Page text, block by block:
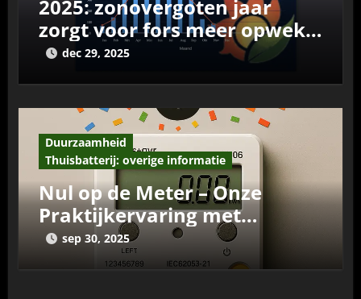
2025: zonovergoten jaar
zorgt voor fors meer opwek
uit zonnepanelen
dec 29, 2025
Duurzaamheid
Thuisbatterij: overige informatie
Nul op de Meter – Onze
Praktijkervaring met
Zelfvoorzienend Wonen
sep 30, 2025